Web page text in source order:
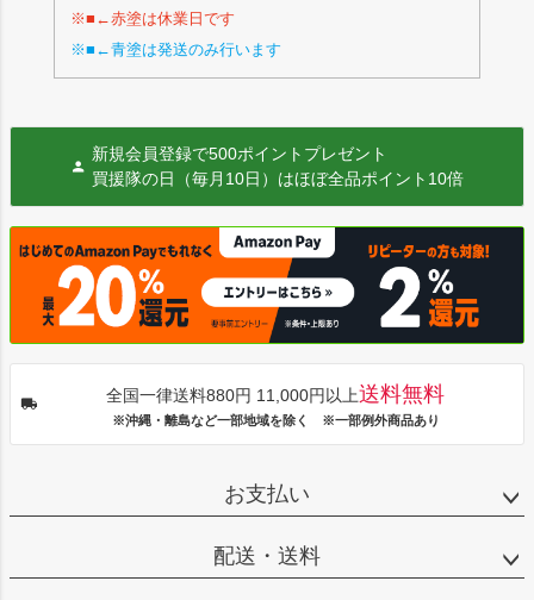
※■←赤塗は休業日です
※■←青塗は発送のみ行います
新規会員登録で500ポイントプレゼント
買援隊の日（毎月10日）はほぼ全品ポイント10倍
全国一律送料880円 11,000円以上送料無料
※沖縄・離島など一部地域を除く ※一部例外商品あり
お支払い
配送・送料